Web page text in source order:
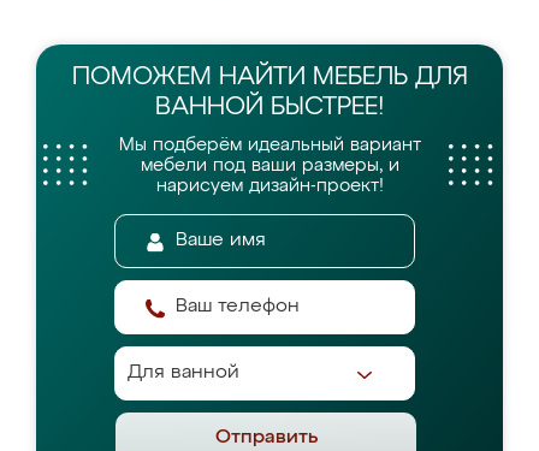
ПОМОЖЕМ НАЙТИ МЕБЕЛЬ ДЛЯ
ВАННОЙ БЫСТРЕЕ!
Мы подберём идеальный вариант
мебели под ваши размеры, и
нарисуем дизайн-проект!
Отправить